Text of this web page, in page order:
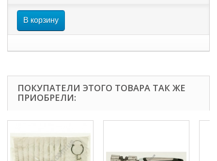
В корзину
ПОКУПАТЕЛИ ЭТОГО ТОВАРА ТАК ЖЕ
ПРИОБРЕЛИ: